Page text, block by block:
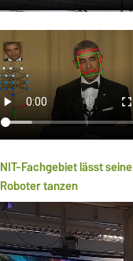
NIT-Fachgebiet lässt seine
Roboter tanzen